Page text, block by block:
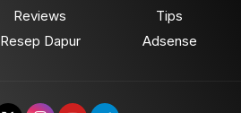
Reviews
Resep Dapur
Tips
Adsense